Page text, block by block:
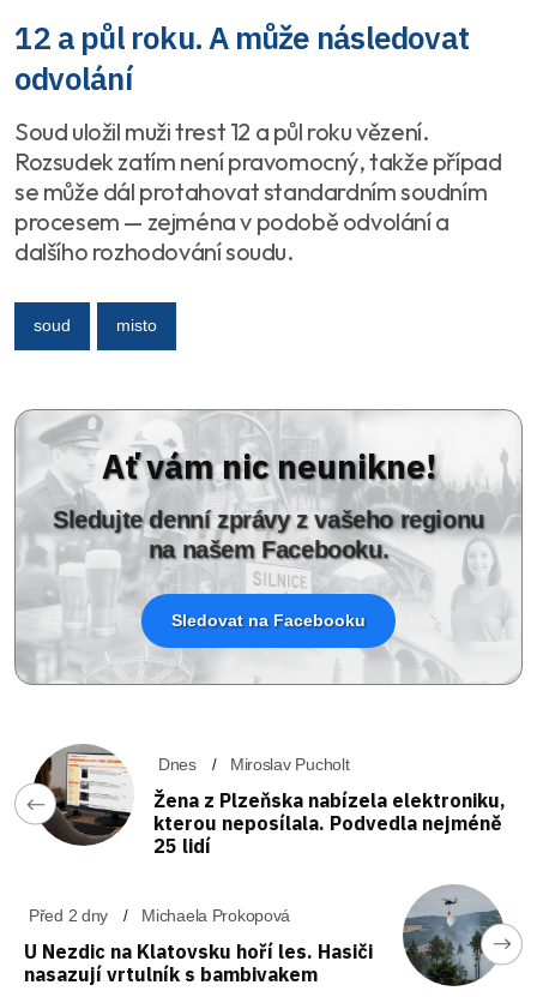
12 a půl roku. A může následovat
odvolání
Soud uložil muži trest 12 a půl roku vězení.
Rozsudek zatím není pravomocný, takže případ
se může dál protahovat standardním soudním
procesem — zejména v podobě odvolání a
dalšího rozhodování soudu.
soud misto
Ať vám nic neunikne!
Sledujte denní zprávy z vašeho regionu
na našem Facebooku.
Sledovat na Facebooku
Dnes Miroslav Pucholt
Žena z Plzeňska nabízela elektroniku,
kterou neposílala. Podvedla nejméně
25 lidí
Před 2 dny Michaela Prokopová
U Nezdic na Klatovsku hoří les. Hasiči
nasazují vrtulník s bambivakem